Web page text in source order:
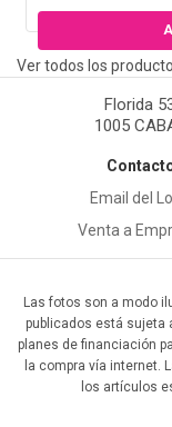
Ver todos los
Florida
1005
Email del
Venta a
Las fotos son a modo
publicados está sujeta
planes de financiación
la compra vía internet.
los artículos